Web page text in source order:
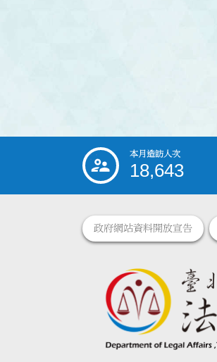
::: 本月造訪人次
18,643
政府網站資料開放宣告